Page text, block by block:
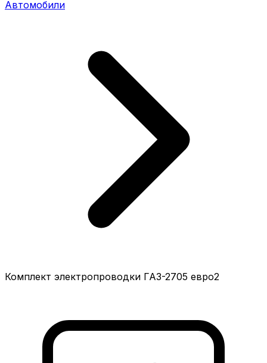
Автомобили
Комплект электропроводки ГАЗ-2705 евро2